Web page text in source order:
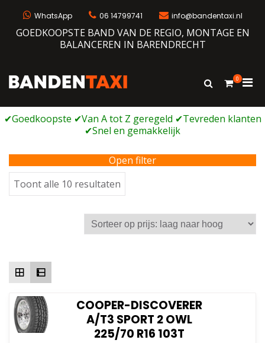
WhatsApp 06 14799741 info@bandentaxi.nl
GOEDKOOPSTE BAND VAN DE REGIO, MONTAGE EN
BALANCEREN IN BARENDRECHT
Bandengarage met eigen webshop
Toon
0
voor
Open filter
Toont alle 10 resultaten
op
prijs:
laag
COOPER-DISCOVERER
A/T3 SPORT 2 OWL
225/70 R16 103T